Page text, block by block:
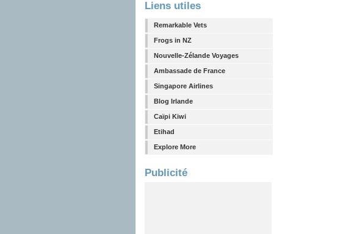
Liens utiles
Remarkable Vets
Frogs in NZ
Nouvelle-Zélande Voyages
Ambassade de France
Singapore Airlines
Blog Irlande
Caïpi Kiwi
Etihad
Explore More
Publicité